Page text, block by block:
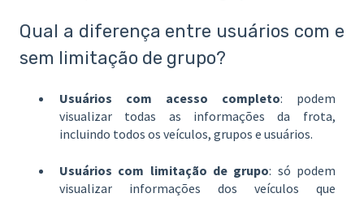
Qual a diferença entre usuários com e
sem limitação de grupo?
Usuários com acesso completo: podem
visualizar todas as informações da frota,
incluindo todos os veículos, grupos e usuários.
Usuários com limitação de grupo: só podem
visualizar informações dos veículos que